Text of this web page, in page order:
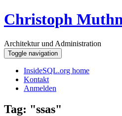
Christoph
Architektur und Administration
Toggle navigation
InsideSQL.org home
Kontakt
Anmelden
Tag: "ssas"